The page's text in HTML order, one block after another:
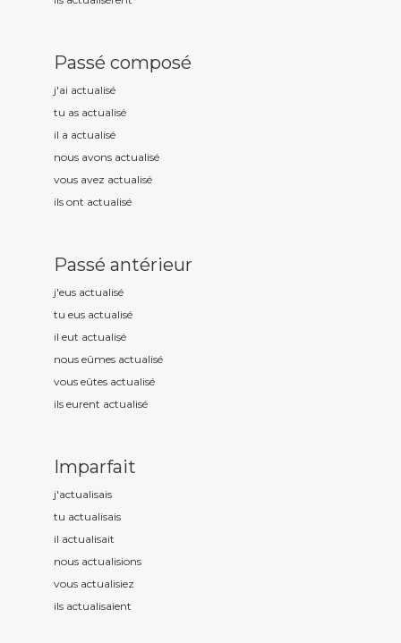
Passé composé
j'ai actualisé
tu as actualisé
il a actualisé
nous avons actualisé
vous avez actualisé
ils ont actualisé
Passé antérieur
j'eus actualisé
tu eus actualisé
il eut actualisé
nous eûmes actualisé
vous eûtes actualisé
ils eurent actualisé
Imparfait
j'actualisais
tu actualisais
il actualisait
nous actualisions
vous actualisiez
ils actualisaient